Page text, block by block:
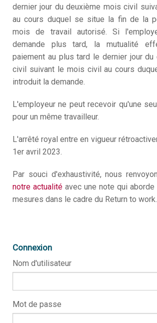
dernier jour du deuxième mois civil
au cours duquel se situe la fin de la
mois de travail autorisé. Si
demande plus tard, la mutualité
paiement au plus tard le dernier jour du
civil suivant le mois civil au cours
introduit la demande.
L'employeur ne peut recevoir qu'une
pour un même travailleur.
L'arrêté royal entre en vigueur
1er avril 2023.
Par souci d'exhaustivité, nous
notre actualité avec une note qui
mesures dans le cadre du Return to work.
Connexion
Nom d'utilisateur
Mot de passe